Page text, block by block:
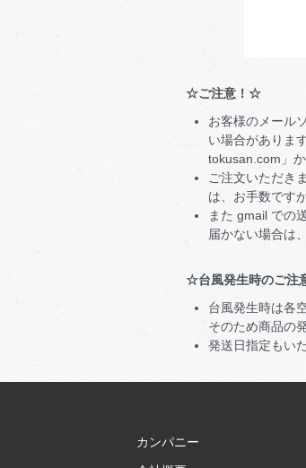
☆ご注意！☆
お客様のメール
い場合がありま
tokusan.com」
ご注文いただき
は、お手数です
また gmail での
届かない場合は
☆台風発生時のご注
台風発生時は各
そのため商品の
発送日指定もい
カンパニー